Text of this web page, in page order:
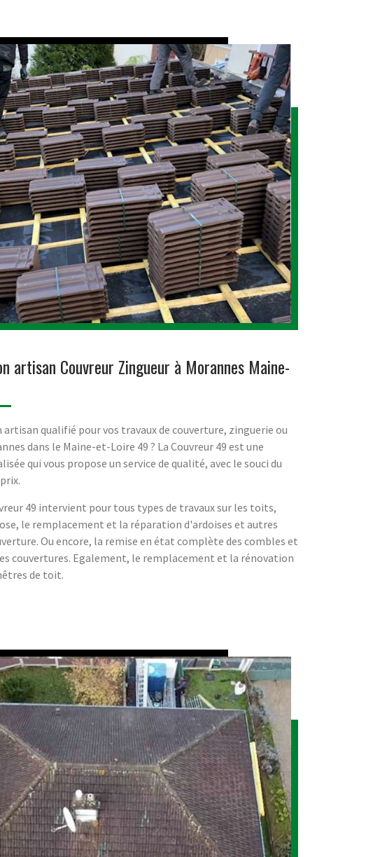
artisan Couvreur Zingueur à Morannes Maine-
artisan qualifié pour vos travaux de couverture, zinguerie ou
dans le Maine-et-Loire 49 ? La Couvreur 49 est une
qui vous propose un service de qualité, avec le souci du
49 intervient pour tous types de travaux sur les toits,
le remplacement et la réparation d'ardoises et autres
Ou encore, la remise en état complète des combles et
couvertures. Egalement, le remplacement et la rénovation
de toit.